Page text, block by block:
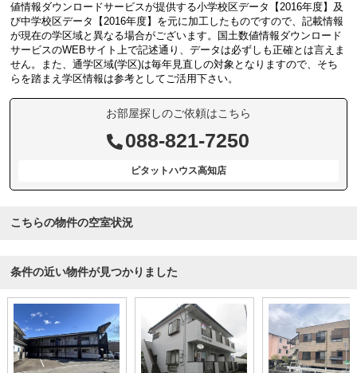
値情報ダウンロードサービスが提供する小学校区データ【2016年度】及
び中学校区データ【2016年度】を元に加工したものですので、記載情報
が現在の学区域と異なる場合がございます。国土数値情報ダウンロード
サービスのWEBサイト上で記述通り、データは必ずしも正確とは言えま
せん。また、通学区域(学区)は毎年見直しの対象となりますので、そち
らを踏まえ学区情報は参考としてご活用下さい。
お部屋探しのご依頼はこちら
088-821-7250
ピタットハウス高知店
こちらの物件の空室状況
条件の近い物件が見つかりました